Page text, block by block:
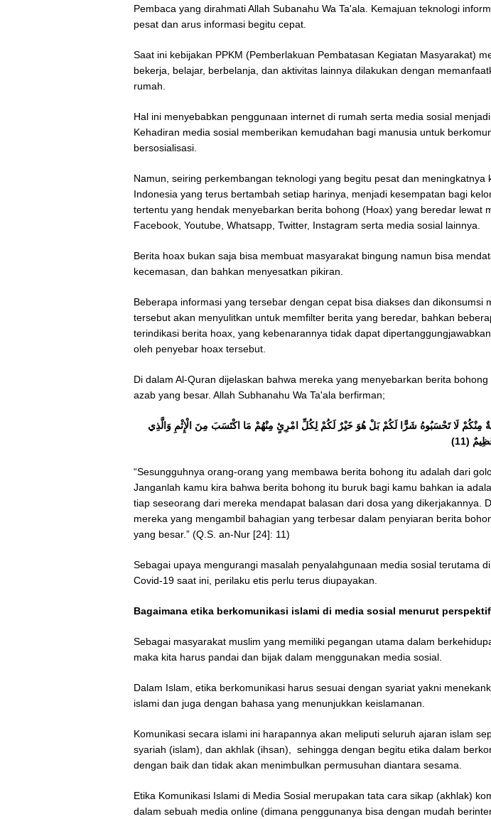
Pembaca yang dirahmati Allah Subanahu Wa Ta'ala. Kemajuan teknologi
pesat dan arus informasi begitu cepat.
Saat ini kebijakan PPKM (Pemberlakuan Pembatasan Kegiatan Masyarakat)
bekerja, belajar, berbelanja, dan aktivitas lainnya dilakukan dengan
rumah.
Hal ini menyebabkan penggunaan internet di rumah serta media sosial
Kehadiran media sosial memberikan kemudahan bagi manusia untuk
bersosialisasi.
Namun, seiring perkembangan teknologi yang begitu pesat dan meningkatnya
Indonesia yang terus bertambah setiap harinya, menjadi kesempatan bagi
tertentu yang hendak menyebarkan berita bohong (Hoax) yang beredar lewat
Facebook, Youtube, Whatsapp, Twitter, Instagram serta media sosial lainnya.
Berita hoax bukan saja bisa membuat masyarakat bingung namun bisa
kecemasan, dan bahkan menyesatkan pikiran.
Beberapa informasi yang tersebar dengan cepat bisa diakses dan dikonsumsi
tersebut akan menyulitkan untuk memfilter berita yang beredar, bahkan
terindikasi berita hoax, yang kebenarannya tidak dapat
oleh penyebar hoax tersebut.
Di dalam Al-Quran dijelaskan bahwa mereka yang menyebarkan berita
azab yang besar. Allah Subhanahu Wa Ta'ala berfirman;
مِنْكُمْ لَا تَحْسَبُوهُ شَرًّا لَكُمْ بَلْ هُوَ خَيْرٌ لَكُمْ لِكُلِّ امْرِئٍ مِنْهُمْ مَا اكْتَسَبَ مِنَ الْإِثْمِ وَالَّذِي
(11)
“Sesungguhnya orang-orang yang membawa berita bohong itu adalah dari
Janganlah kamu kira bahwa berita bohong itu buruk bagi kamu bahkan ia
tiap seseorang dari mereka mendapat balasan dari dosa yang dikerjakannya.
mereka yang mengambil bahagian yang terbesar dalam penyiaran berita
yang besar.” (Q.S. an-Nur [24]: 11)
Sebagai upaya mengurangi masalah penyalahgunaan media sosial terutama
Covid-19 saat ini, perilaku etis perlu terus diupayakan.
Bagaimana etika berkomunikasi islami di media sosial menurut perspektif
Sebagai masyarakat muslim yang memiliki pegangan utama dalam
maka kita harus pandai dan bijak dalam menggunakan media sosial.
Dalam Islam, etika berkomunikasi harus sesuai dengan syariat yakni
islami dan juga dengan bahasa yang menunjukkan keislamanan.
Komunikasi secara islami ini harapannya akan meliputi seluruh ajaran islam
syariah (islam), dan akhlak (ihsan), sehingga dengan begitu etika dalam
dengan baik dan tidak akan menimbulkan permusuhan diantara sesama.
Etika Komunikasi Islami di Media Sosial merupakan tata cara sikap (akhlak)
dalam sebuah media online (dimana penggunanya bisa dengan mudah